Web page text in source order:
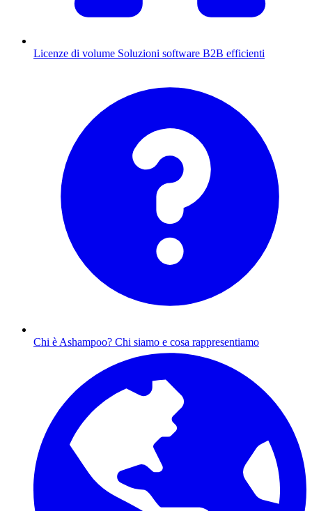
Licenze di volume Soluzioni software B2B efficienti
Chi è Ashampoo? Chi siamo e cosa rappresentiamo